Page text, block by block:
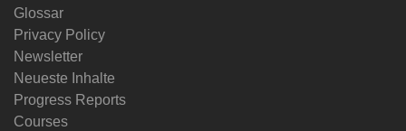
Glossar
Privacy Policy
Newsletter
Neueste Inhalte
Progress Reports
Courses